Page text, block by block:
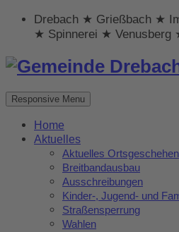
Drebach ★ Grießbach ★
★ Spinnerei ★
Responsive Menu
Home
Aktuelles
Aktuelles Ortsgeschehen
Breitbandausbau
Ausschreibungen
Kinder-, Jugend- und
Straßensperrung
Wahlen